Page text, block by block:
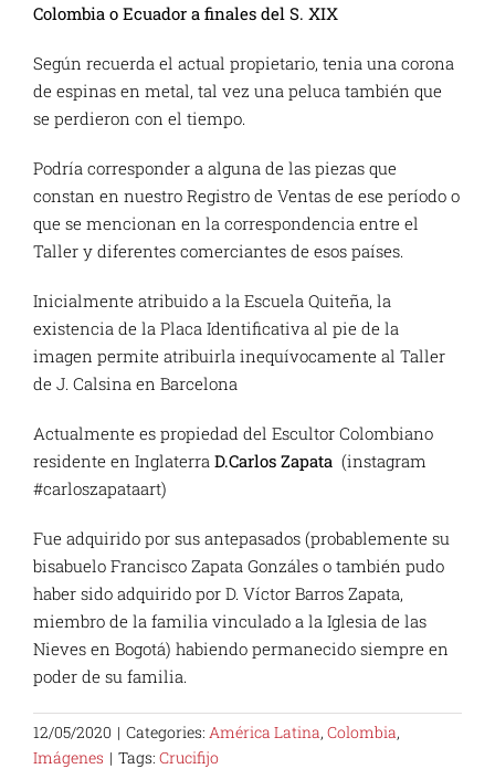
Colombia o Ecuador a finales del S. XIX
Según recuerda el actual propietario, tenia una corona
de espinas en metal, tal vez una peluca también que
se perdieron con el tiempo.
Podría corresponder a alguna de las piezas que
constan en nuestro Registro de Ventas de ese período o
que se mencionan en la correspondencia entre el
Taller y diferentes comerciantes de esos países.
Inicialmente atribuido a la Escuela Quiteña, la
existencia de la Placa Identificativa al pie de la
imagen permite atribuirla inequívocamente al Taller
de J. Calsina en Barcelona
Actualmente es propiedad del Escultor Colombiano
residente en Inglaterra D.Carlos Zapata (instagram
#carloszapataart)
Fue adquirido por sus antepasados (probablemente su
bisabuelo Francisco Zapata Gonzáles o también pudo
haber sido adquirido por D. Víctor Barros Zapata,
miembro de la familia vinculado a la Iglesia de las
Nieves en Bogotá) habiendo permanecido siempre en
poder de su familia.
12/05/2020 | Categories: América Latina, Colombia,
Imágenes | Tags: Crucifijo